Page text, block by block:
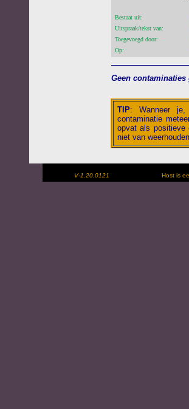
Bestaat uit:
Uitspraak/tekst van:
Toegevoegd door:
Op:
Geen contaminaties
TIP: Wanneer
contaminatie
opvat als
niet van
V-1.20.0121 Host is